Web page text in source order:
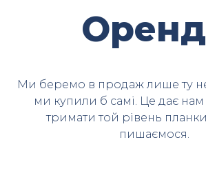
Ми беремо в продаж лише ту
ми купили б самі. Це дає
тримати той рівень
пишаємося.